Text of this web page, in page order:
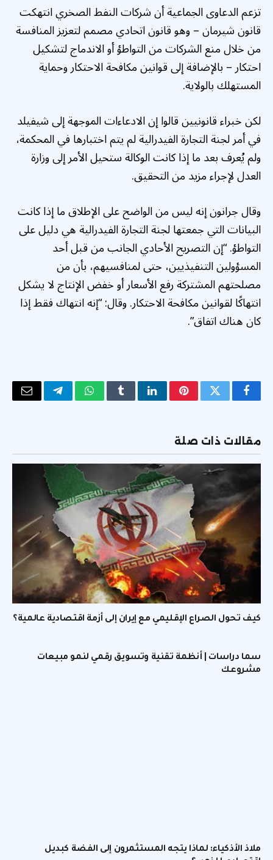
تزعم الدعاوى الجماعية أن شركات النفط الصخري انتهكت
قانون شيرمان – وهو قانون اتحادي مصمم لتعزيز المنافسة
من خلال منع الشركات من التواطؤ أو الاندماج لتشكيل
احتكار – بالإضافة إلى قوانين مكافحة الاحتكار وحماية
المستهلك بالولاية.
لكن خبراء قانونيين قالوا إن الادعاءات الموجهة إلى شيفيلد
في أمر لجنة التجارة الفيدرالية لم يتم اختبارها في المحكمة،
ولم يُعرف بعد ما إذا كانت الوكالة ستحيل الأمر إلى وزارة
العدل لإجراء مزيد من التحقيق.
وقال جرانون إنه ليس من الواضح على الإطلاق ما إذا كانت
البيانات التي جمعتها لجنة التجارة الفيدرالية هي دليل على
التواطؤ. “إن التصريح الأحادي الجانب من قبل أحد
المسؤولين التنفيذيين، حتى لمنافسيهم، بأن من
مصلحتهم المشتركة رفع الأسعار أو خفض الإنتاج لا يشكل
انتهاكًا لقوانين مكافحة الاحتكار. وقال: “إنه انتهاك فقط إذا
كان هناك اتفاق”.
فيسبوكتويتر بينتيريستلينكدإنTumblrواتسابتيلقرامالبريد
مقالات ذات صلة
كيف تحول الصراع الإقليمي مع إيران إلى أزمة اقتصادية عالمية؟
سما دراسات | أنظمة تقنية وتسويق رقمي لنمو مبيعات
مشروعك
ملاذ الأذكياء: لماذا يتجه المستثمرون إلى الفضة كبديل